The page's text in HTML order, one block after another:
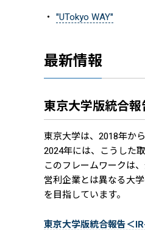
"UTokyo WAY"
最新情報
東京大学版統合
東京大学は、2018年か
2024年には、こうした
このフレームワークは
営利企業とは異なる大
を目指しています。
東京大学版統合報告＜